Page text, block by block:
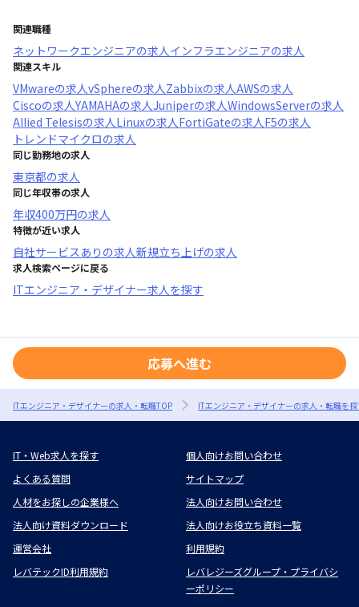
関連職種
ネットワークエンジニアの求人インフラエンジニアの求人
関連スキル
VMwareの求人vSphereの求人Zabbixの求人AWSの求人
Ciscoの求人YAMAHAの求人Juniperの求人WindowsServerの求人
Allied Telesisの求人Linuxの求人FortiGateの求人F5の求人
トレンドマイクロの求人
同じ勤務地の求人
東京都の求人
同じ年収帯の求人
年収400万円の求人
特徴が近い求人
自社サービスあり の求人新規立ち上げの求人
求人検索ページに戻る
ITエンジニア・デザイナー求人を探す
応募へ進む
ITエンジニア・デザイナーの求人・転職TOP ITエンジニア・デザイナーの求人・転職を
IT・Web求人を探す
個人向けお問い合わせ
よくある質問
サイトマップ
人材をお探しの企業様へ
法人向けお問い合わせ
法人向け資料ダウンロード
法人向けお役立ち資料一覧
運営会社
利用規約
レバテックID利用規約
レバレジーズグループ・プライバシ
ーポリシー